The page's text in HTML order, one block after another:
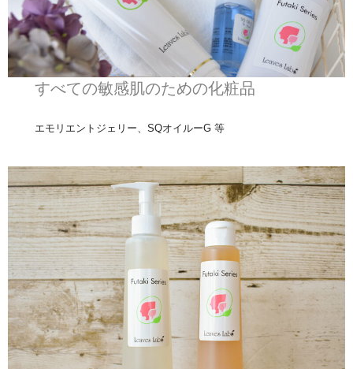
すべての敏感肌のための化粧品
エモリエントジェリー、SQオイルーG 等